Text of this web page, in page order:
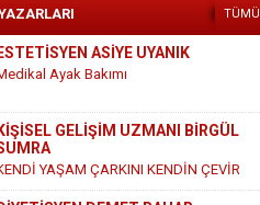
TÜMÜ
KİŞİSEL GELİŞİM UZMANI BİRGÜL
DİYETİSYEN DEMET BAHAR
VE SÜT ÜRÜNLERİ HAKKINDAKİ